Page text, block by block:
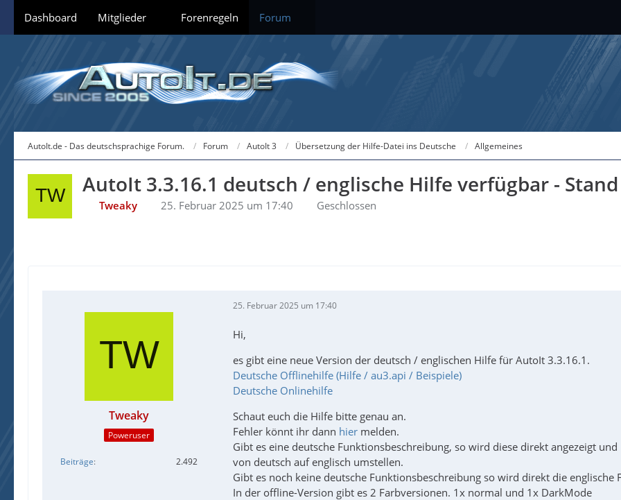
Dashboard Mitglieder Forenregeln Forum
AutoIt.de - Das deutschsprachige Forum. Forum AutoIt 3 Übersetzung der Hilfe-Datei ins Deutsche Allgemeines
AutoIt 3.3.16.1 deutsch / englische Hilfe verfügbar - Stand
Tweaky 25. Februar 2025 um 17:40 Geschlossen
Tweaky
Poweruser
Beiträge 2.492
25. Februar 2025 um 17:40
Hi,
es gibt eine neue Version der deutsch / englischen Hilfe für AutoIt 3.3.16.1.
Deutsche Offlinehilfe (Hilfe / au3.api / Beispiele)
Deutsche Onlinehilfe
Schaut euch die Hilfe bitte genau an.
Fehler könnt ihr dann hier melden.
Gibt es eine deutsche Funktionsbeschreibung, so wird diese direkt angezeigt
von deutsch auf englisch umstellen.
Gibt es noch keine deutsche Funktionsbeschreibung so wird direkt die englische
In der offline-Version gibt es 2 Farbversionen. 1x normal und 1x DarkMode